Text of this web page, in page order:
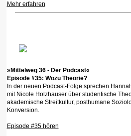
Mehr erfahren
»Mittelweg 36 - Der Podcast«
Episode #35: Wozu Theorie?
In der neuen Podcast-Folge sprechen
mit Nicole Holzhauser über studentische
akademische Streitkultur, posthumane
Konversion.
Episode #35 hören